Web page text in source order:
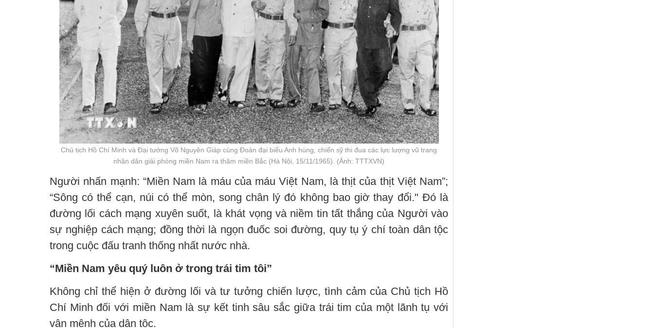
Chủ tịch Hồ Chí Minh và Đại tướng Võ Nguyên Giáp cùng Đoàn đại biểu Anh hùng, chiến sỹ thi đua các lực lượng vũ trang
nhân dân giải phóng miền Nam ra thăm miền Bắc (Hà Nội, 15/11/1965). (Ảnh: TTTXVN)
Người nhấn mạnh: “Miền Nam là máu của máu Việt Nam, là thịt của thịt Việt Nam”;
“Sông có thể cạn, núi có thể mòn, song chân lý đó không bao giờ thay đổi." Đó là
đường lối cách mạng xuyên suốt, là khát vọng và niềm tin tất thắng của Người vào
sự nghiệp cách mạng; đồng thời là ngọn đuốc soi đường, quy tụ ý chí toàn dân tộc
trong cuộc đấu tranh thống nhất nước nhà.
“Miền Nam yêu quý luôn ở trong trái tim tôi”
Không chỉ thể hiện ở đường lối và tư tưởng chiến lược, tình cảm của Chủ tịch Hồ
Chí Minh đối với miền Nam là sự kết tinh sâu sắc giữa trái tim của một lãnh tụ với
vận mệnh của dân tộc.